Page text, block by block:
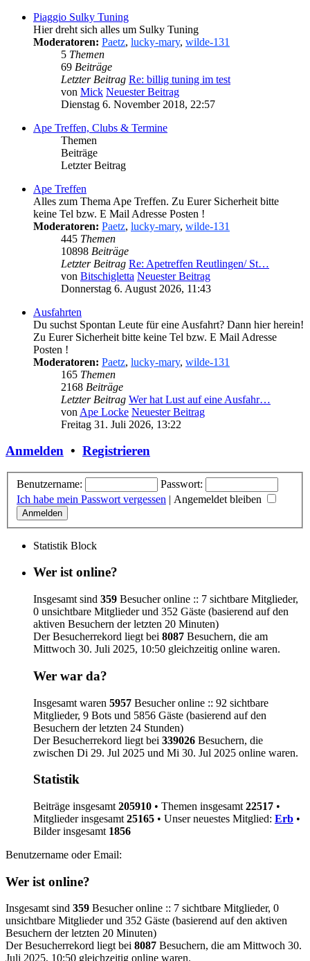
Piaggio Sulky Tuning
Hier dreht sich alles um Sulky Tuning
Moderatoren: Paetz, lucky-mary, wilde-131
5 Themen
69 Beiträge
Letzter Beitrag Re: billig tuning im test
von Mick Neuester Beitrag
Dienstag 6. November 2018, 22:57
Ape Treffen, Clubs & Termine
Themen
Beiträge
Letzter Beitrag
Ape Treffen
Alles zum Thema Ape Treffen. Zu Eurer Sicherheit bitte
keine Tel bzw. E Mail Adresse Posten !
Moderatoren: Paetz, lucky-mary, wilde-131
445 Themen
10898 Beiträge
Letzter Beitrag Re: Apetreffen Reutlingen/ St…
von Bitschigletta Neuester Beitrag
Donnerstag 6. August 2026, 11:43
Ausfahrten
Du suchst Spontan Leute für eine Ausfahrt? Dann hier herein!
Zu Eurer Sicherheit bitte keine Tel bzw. E Mail Adresse
Posten !
Moderatoren: Paetz, lucky-mary, wilde-131
165 Themen
2168 Beiträge
Letzter Beitrag Wer hat Lust auf eine Ausfahr…
von Ape Locke Neuester Beitrag
Freitag 31. Juli 2026, 13:22
Anmelden • Registrieren
Benutzername:
Passwort:
Ich habe mein Passwort vergessen | Angemeldet bleiben
Statistik Block
Wer ist online?
Insgesamt sind 359 Besucher online :: 7 sichtbare Mitglieder,
0 unsichtbare Mitglieder und 352 Gäste (basierend auf den
aktiven Besuchern der letzten 20 Minuten)
Der Besucherrekord liegt bei 8087 Besuchern, die am
Mittwoch 30. Juli 2025, 10:50 gleichzeitig online waren.
Wer war da?
Insgesamt waren 5957 Besucher online :: 92 sichtbare
Mitglieder, 9 Bots und 5856 Gäste (basierend auf den
Besuchern der letzten 24 Stunden)
Der Besucherrekord liegt bei 339026 Besuchern, die
zwischen Di 29. Jul 2025 und Mi 30. Jul 2025 online waren.
Statistik
Beiträge insgesamt 205910 • Themen insgesamt 22517 •
Mitglieder insgesamt 25165 • Unser neuestes Mitglied: Erb •
Bilder insgesamt 1856
Benutzername oder Email:
Wer ist online?
Insgesamt sind 359 Besucher online :: 7 sichtbare Mitglieder, 0
unsichtbare Mitglieder und 352 Gäste (basierend auf den aktiven
Besuchern der letzten 20 Minuten)
Der Besucherrekord liegt bei 8087 Besuchern, die am Mittwoch 30.
Juli 2025, 10:50 gleichzeitig online waren.